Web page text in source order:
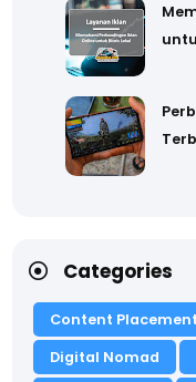
Categories
Content Placement
Digital Nomad